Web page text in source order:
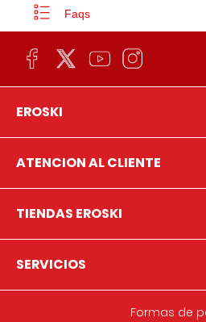
Faqs
EROSKI
ATENCION AL CLIENTE
TIENDAS EROSKI
SERVICIOS
Formas de